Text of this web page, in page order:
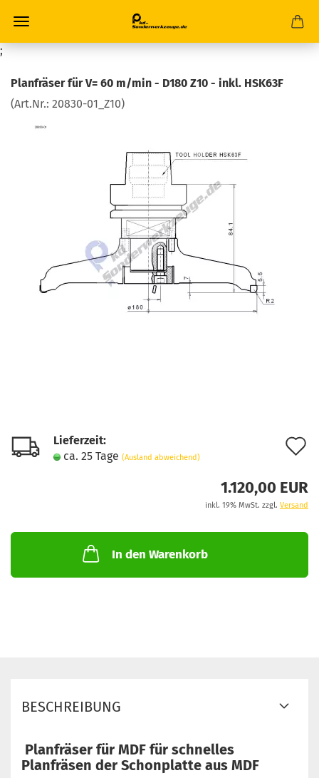
;
Planfräser für V= 60 m/min - D180 Z10 - inkl. HSK63F
(Art.Nr.: 20830-01_Z10)
Lieferzeit:
ca. 25 Tage (Ausland abweichend)
1.120,00 EUR
inkl. 19% MwSt. zzgl. Versand
In den Warenkorb
BESCHREIBUNG
Planfräser für MDF für schnelles
Planfräsen der Schonplatte aus MDF